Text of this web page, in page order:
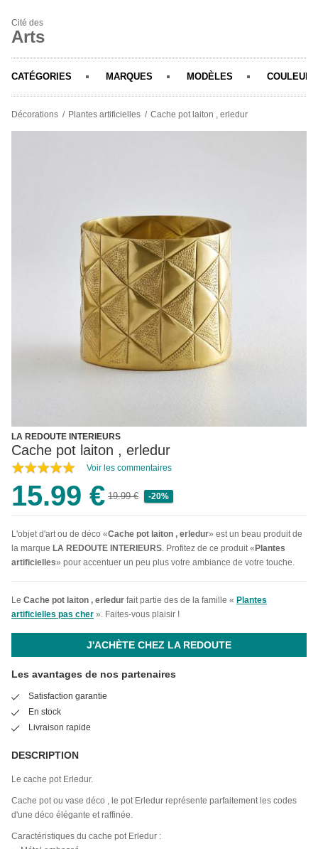
Cité des
Arts
CATÉGORIES MARQUES MODÈLES COULEURS
Décorations Plantes artificielles Cache pot laiton , erledur
LA REDOUTE INTERIEURS
Cache pot laiton , erledur
Voir les commentaires
15.99 € 19.99 € -20%
L'objet d'art ou de déco «Cache pot laiton , erledur» est un beau produit de
la marque LA REDOUTE INTERIEURS. Profitez de ce produit « Plantes
artificielles» pour accentuer un peu plus votre ambiance de votre touche.
Le Cache pot laiton , erledur fait partie des de la famille « Plantes
artificielles pas cher ». Faites-vous plaisir !
J'ACHÈTE CHEZ LA REDOUTE
Les avantages de nos partenaires
Satisfaction garantie
En stock
Livraison rapide
DESCRIPTION
Le cache pot Erledur.
Cache pot ou vase déco , le pot Erledur représente parfaitement les codes
d'une déco élégante et raffinée.
Caractéristiques du cache pot Erledur :